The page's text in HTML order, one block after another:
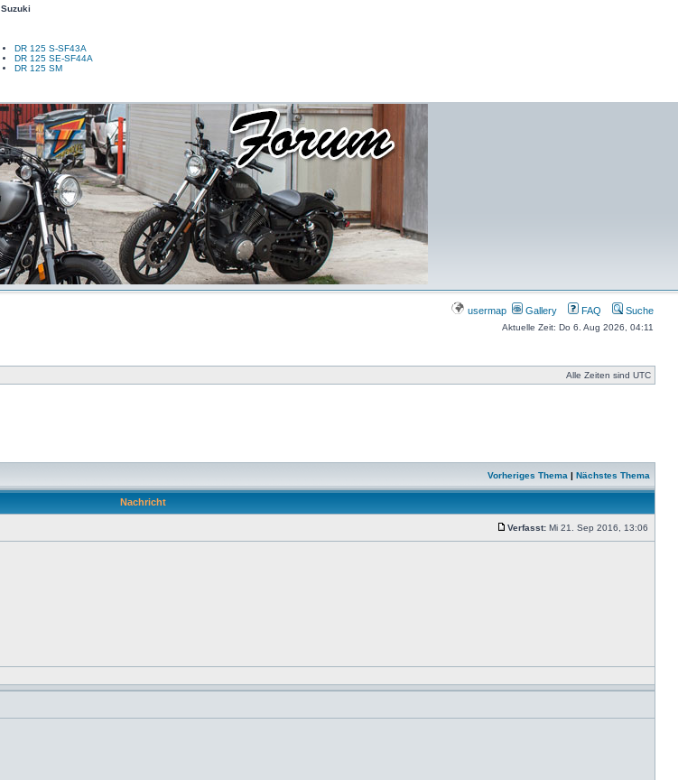
Suzuki
DR 125 S-SF43A
DR 125 SE-SF44A
DR 125 SM
usermap Gallery FAQ Suche
Aktuelle Zeit: Do 6. Aug 2026, 04:11
Alle Zeiten sind UTC
Vorheriges Thema | Nächstes Thema
Nachricht
Verfasst: Mi 21. Sep 2016, 13:06